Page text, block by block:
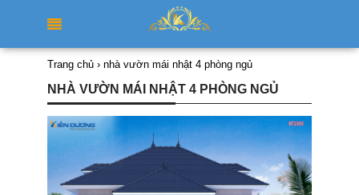
Trang chủ › nhà vườn mái nhật 4 phòng ngủ
NHÀ VƯỜN MÁI NHẬT 4 PHÒNG NGỦ